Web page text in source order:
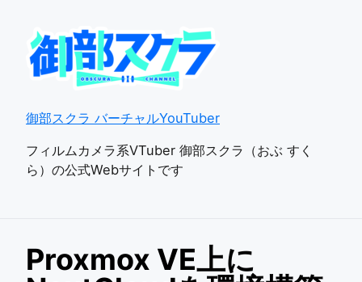
御部スクラ バーチャルYouTuber
フィルムカメラ系VTuber 御部スクラ（おぶ すく
ら）の公式Webサイトです
Proxmox VE上に